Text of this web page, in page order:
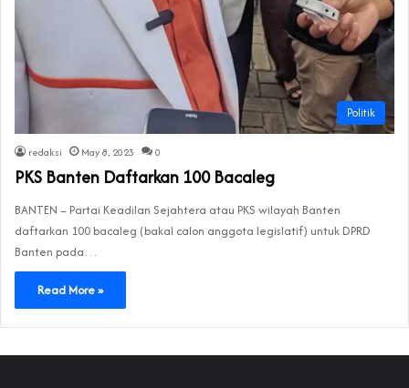
Politik
redaksi May 8, 2023 0
PKS Banten Daftarkan 100 Bacaleg
BANTEN – Partai Keadilan Sejahtera atau PKS wilayah Banten
daftarkan 100 bacaleg (bakal calon anggota legislatif) untuk DPRD
Banten pada…
Read More »